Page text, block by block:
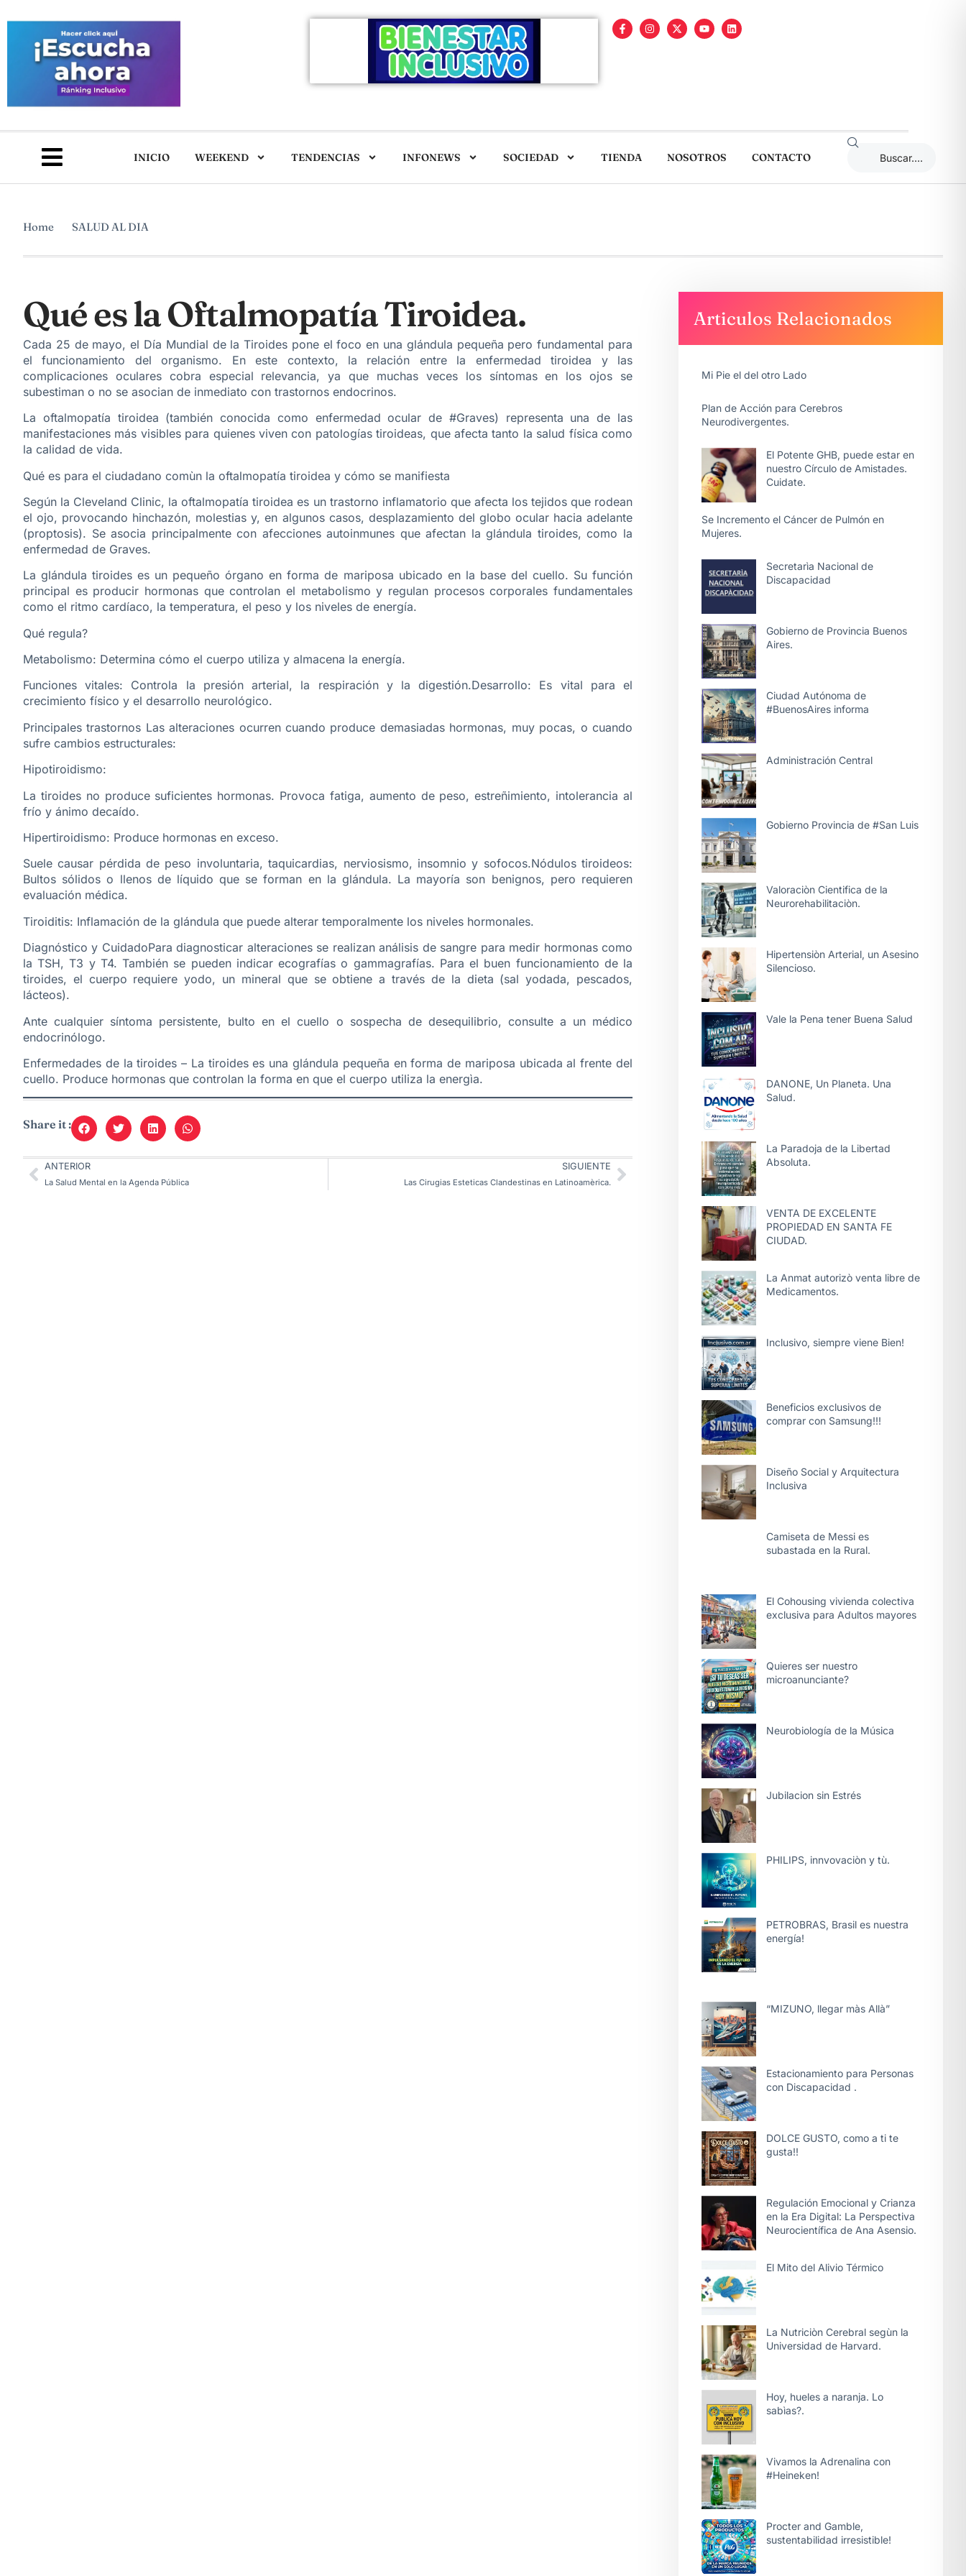
INICIO WEEKEND TENDENCIAS INFONEWS SOCIEDAD TIENDA NOSOTROS CONTACTO
Home SALUD AL DIA
Qué es la Oftalmopatía Tiroidea.
Cada 25 de mayo, el Día Mundial de la Tiroides pone el foco en una glándula pequeña pero fundamental para
el funcionamiento del organismo. En este contexto, la relación entre la enfermedad tiroidea y las
complicaciones oculares cobra especial relevancia, ya que muchas veces los síntomas en los ojos se
subestiman o no se asocian de inmediato con trastornos endocrinos.
La oftalmopatía tiroidea (también conocida como enfermedad ocular de #Graves) representa una de las
manifestaciones más visibles para quienes viven con patologías tiroideas, que afecta tanto la salud física como
la calidad de vida.
Qué es para el ciudadano comùn la oftalmopatía tiroidea y cómo se manifiesta
Según la Cleveland Clinic, la oftalmopatía tiroidea es un trastorno inflamatorio que afecta los tejidos que rodean
el ojo, provocando hinchazón, molestias y, en algunos casos, desplazamiento del globo ocular hacia adelante
(proptosis). Se asocia principalmente con afecciones autoinmunes que afectan la glándula tiroides, como la
enfermedad de Graves.
La glándula tiroides es un pequeño órgano en forma de mariposa ubicado en la base del cuello. Su función
principal es producir hormonas que controlan el metabolismo y regulan procesos corporales fundamentales
como el ritmo cardíaco, la temperatura, el peso y los niveles de energía.
Qué regula?
Metabolismo: Determina cómo el cuerpo utiliza y almacena la energía.
Funciones vitales: Controla la presión arterial, la respiración y la digestión.Desarrollo: Es vital para el
crecimiento físico y el desarrollo neurológico.
Principales trastornos Las alteraciones ocurren cuando produce demasiadas hormonas, muy pocas, o cuando
sufre cambios estructurales:
Hipotiroidismo:
La tiroides no produce suficientes hormonas. Provoca fatiga, aumento de peso, estreñimiento, intolerancia al
frío y ánimo decaído.
Hipertiroidismo: Produce hormonas en exceso.
Suele causar pérdida de peso involuntaria, taquicardias, nerviosismo, insomnio y sofocos.Nódulos tiroideos:
Bultos sólidos o llenos de líquido que se forman en la glándula. La mayoría son benignos, pero requieren
evaluación médica.
Tiroiditis: Inflamación de la glándula que puede alterar temporalmente los niveles hormonales.
Diagnóstico y CuidadoPara diagnosticar alteraciones se realizan análisis de sangre para medir hormonas como
la TSH, T3 y T4. También se pueden indicar ecografías o gammagrafías. Para el buen funcionamiento de la
tiroides, el cuerpo requiere yodo, un mineral que se obtiene a través de la dieta (sal yodada, pescados,
lácteos).
Ante cualquier síntoma persistente, bulto en el cuello o sospecha de desequilibrio, consulte a un médico
endocrinólogo.
Enfermedades de la tiroides – La tiroides es una glándula pequeña en forma de mariposa ubicada al frente del
cuello. Produce hormonas que controlan la forma en que el cuerpo utiliza la energìa.
Share it :
ANTERIOR
La Salud Mental en la Agenda Pública
SIGUIENTE
Las Cirugias Esteticas Clandestinas en Latinoamèrica.
Articulos Relacionados
Mi Pie el del otro Lado
Plan de Acción para Cerebros
Neurodivergentes.
El Potente GHB, puede estar en
nuestro Círculo de Amistades.
Cuidate.
Se Incremento el Cáncer de Pulmón en
Mujeres.
Secretarìa Nacional de
Discapacidad
Gobierno de Provincia Buenos
Aires.
Ciudad Autónoma de
#BuenosAires informa
Administración Central
Gobierno Provincia de #San Luis
Valoraciòn Cientifica de la
Neurorehabilitaciòn.
Hipertensiòn Arterial, un Asesino
Silencioso.
Vale la Pena tener Buena Salud
DANONE, Un Planeta. Una
Salud.
La Paradoja de la Libertad
Absoluta.
VENTA DE EXCELENTE
PROPIEDAD EN SANTA FE
CIUDAD.
La Anmat autorizò venta libre de
Medicamentos.
Inclusivo, siempre viene Bien!
Beneficios exclusivos de
comprar con Samsung!!!
Diseño Social y Arquitectura
Inclusiva
Camiseta de Messi es
subastada en la Rural.
El Cohousing vivienda colectiva
exclusiva para Adultos mayores
Quieres ser nuestro
microanunciante?
Neurobiología de la Música
Jubilacion sin Estrés
PHILIPS, innvovaciòn y tù.
PETROBRAS, Brasil es nuestra
energía!
“MIZUNO, llegar màs Allà”
Estacionamiento para Personas
con Discapacidad .
DOLCE GUSTO, como a ti te
gusta!!
Regulación Emocional y Crianza
en la Era Digital: La Perspectiva
Neurocientífica de Ana Asensio.
El Mito del Alivio Térmico
La Nutriciòn Cerebral segùn la
Universidad de Harvard.
Hoy, hueles a naranja. Lo
sabìas?.
Vivamos la Adrenalina con
#Heineken!
Procter and Gamble,
sustentabilidad irresistible!